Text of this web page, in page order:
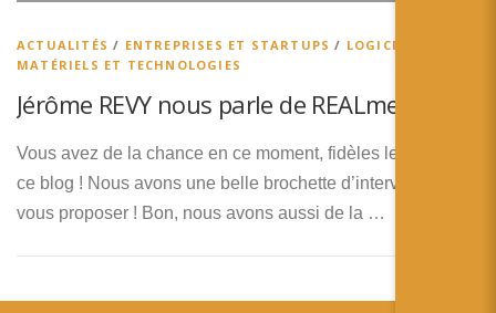
ACTUALITÉS / ENTREPRISES ET STARTUPS / LOGICIELS,
MATÉRIELS ET TECHNOLOGIES
Jérôme REVY nous parle de REALme
Vous avez de la chance en ce moment, fidèles lecteurs de
ce blog ! Nous avons une belle brochette d’interviews à
vous proposer ! Bon, nous avons aussi de la …